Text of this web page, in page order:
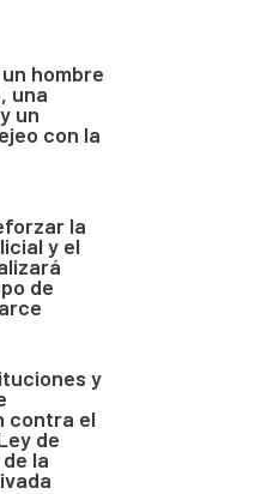
hombre
una
un
con la
la
y el
de
y
contra el
de
la